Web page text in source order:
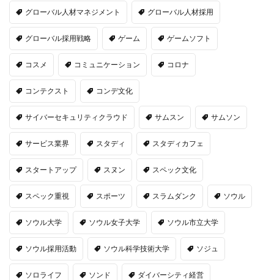
グローバル人材マネジメント グローバル人材採用
グローバル採用戦略 ゲーム ゲームソフト
コスメ コミュニケーション コロナ
コンテクスト コンデ文化
サイバーセキュリティクラウド サムスン サムソン
サービス業界 スタディ スタディカフェ
スタートアップ スヌン スペック文化
スペック重視 スポーツ スラムダンク ソウル
ソウル大学 ソウル女子大学 ソウル市立大学
ソウル採用活動 ソウル科学技術大学 ソジュ
ソロライフ ソンド ダイバーシティ経営